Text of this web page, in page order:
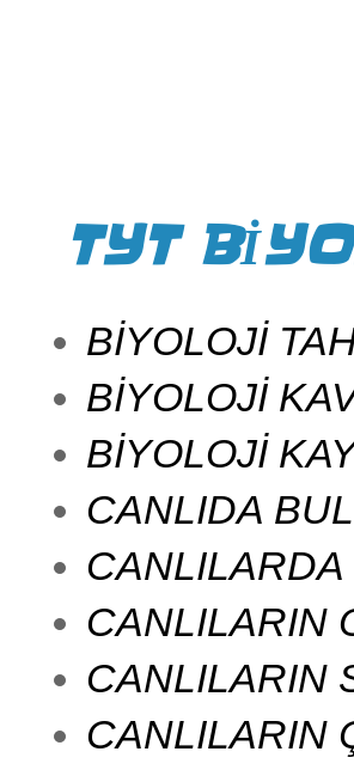
TYT
BİYOLOJİ
BİYOLOJİ
BİYOLOJİ
CANLIDA
CANLILARIN
CANLILARIN
CANLILARIN